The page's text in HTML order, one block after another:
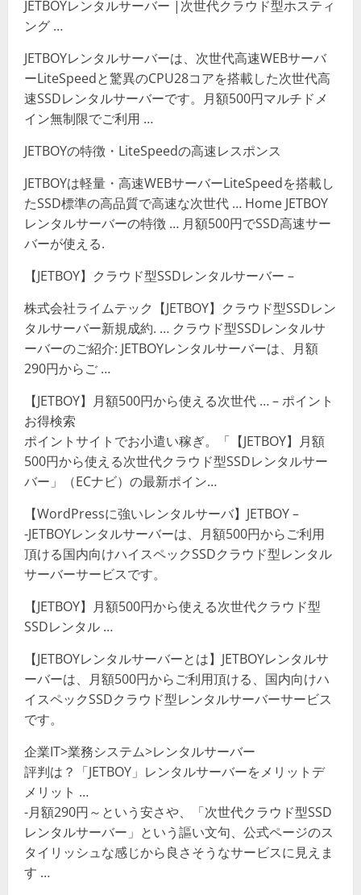
JETBOYレンタルサーバー |次世代クラウド型ホスティ
ング …
JETBOYレンタルサーバーは、次世代高速WEBサーバ
ーLiteSpeedと驚異のCPU28コアを搭載した次世代高
速SSDレンタルサーバーです。月額500円マルチドメ
イン無制限でご利用 …
JETBOYの特徴・LiteSpeedの高速レスポンス
JETBOYは軽量・高速WEBサーバーLiteSpeedを搭載し
たSSD標準の高品質で高速な次世代 … Home JETBOY
レンタルサーバーの特徴 … 月額500円でSSD高速サー
バーが使える.
【JETBOY】クラウド型SSDレンタルサーバー –
株式会社ライムテック【JETBOY】クラウド型SSDレン
タルサーバー新規成約. … クラウド型SSDレンタルサ
ーバーのご紹介: JETBOYレンタルサーバーは、月額
290円からご …
【JETBOY】月額500円から使える次世代 … – ポイント
お得検索
ポイントサイトでお小遣い稼ぎ。「【JETBOY】月額
500円から使える次世代クラウド型SSDレンタルサー
バー」（ECナビ）の最新ポイン…
【WordPressに強いレンタルサーバ】JETBOY –
-JETBOYレンタルサーバーは、月額500円からご利用
頂ける国内向けハイスペックSSDクラウド型レンタル
サーバーサービスです。
【JETBOY】月額500円から使える次世代クラウド型
SSDレンタル …
【JETBOYレンタルサーバーとは】JETBOYレンタルサ
ーバーは、月額500円からご利用頂ける、国内向けハ
イスペックSSDクラウド型レンタルサーバーサービス
です。
企業IT>業務システム>レンタルサーバー
評判は？「JETBOY」レンタルサーバーをメリットデ
メリット …
-月額290円～という安さや、「次世代クラウド型SSD
レンタルサーバー」という謳い文句、公式ページのス
タイリッシュな感じから良さそうなサービスに見えま
す …